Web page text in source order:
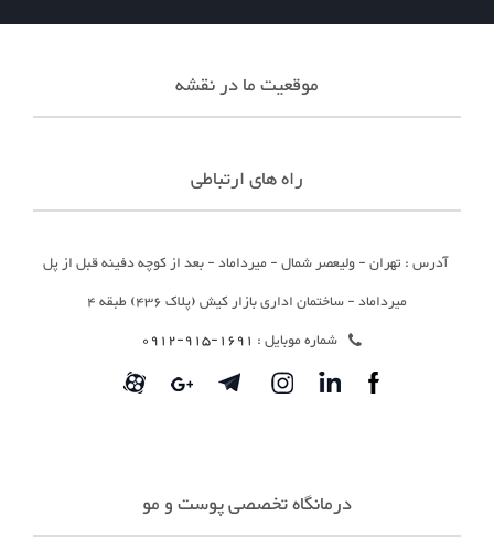
موقعیت ما در نقشه
راه های ارتباطی
آدرس : تهران - ولیعصر شمال - میرداماد - بعد از کوچه دفینه قبل از پل
میرداماد - ساختمان اداری بازار کیش (پلاک 436) طبقه 4
شماره موبایل : 1691-915-0912
درمانگاه تخصصی پوست و مو